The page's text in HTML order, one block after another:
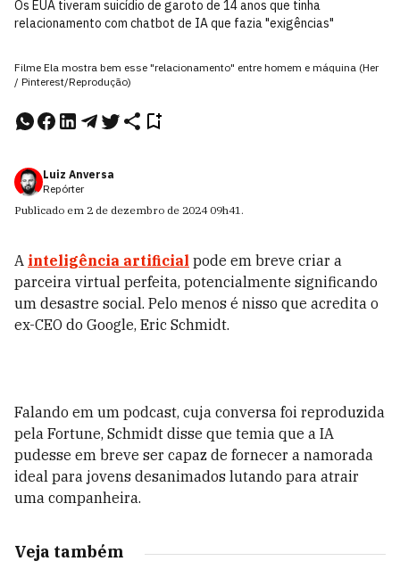
Os EUA tiveram suicídio de garoto de 14 anos que tinha
relacionamento com chatbot de IA que fazia "exigências"
Filme Ela mostra bem esse "relacionamento" entre homem e máquina (Her
/ Pinterest/Reprodução)
Luiz Anversa
Repórter
Publicado em 2 de dezembro de 2024 09h41.
A inteligência artificial pode em breve criar a
parceira virtual perfeita, potencialmente significando
um desastre social. Pelo menos é nisso que acredita o
ex-CEO do Google, Eric Schmidt.
Falando em um podcast, cuja conversa foi reproduzida
pela Fortune, Schmidt disse que temia que a IA
pudesse em breve ser capaz de fornecer a namorada
ideal para jovens desanimados lutando para atrair
uma companheira.
Veja também